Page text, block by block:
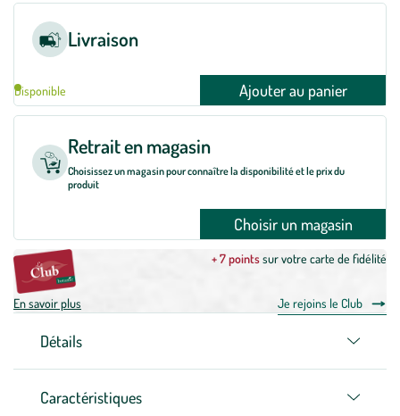
Livraison
Disponible Ajouter au panier
Retrait en magasin
Choisissez un magasin pour connaître la disponibilité et le prix du
produit
Choisir un magasin
+ 7 pointssur votre carte de fidélité
En savoir plus Je rejoins le Club
Détails
Caractéristiques